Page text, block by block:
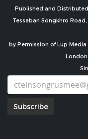
Published and
Tessaban Songkhro
by Permission of Lup Media
London
Subscribe